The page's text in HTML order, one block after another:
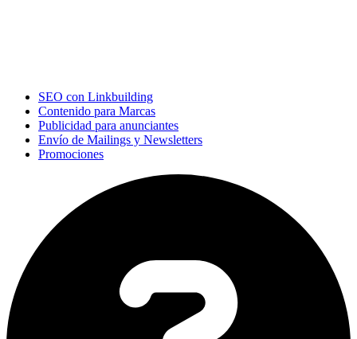
SEO con Linkbuilding
Contenido para Marcas
Publicidad para anunciantes
Envío de Mailings y Newsletters
Promociones